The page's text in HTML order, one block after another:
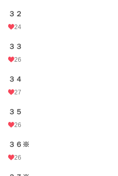
３２
24
３３
26
３４
27
３５
26
３６※
26